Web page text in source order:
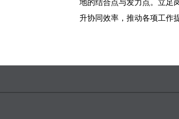
地的结合点与发力点。立足
升协同效率，推动各项工作